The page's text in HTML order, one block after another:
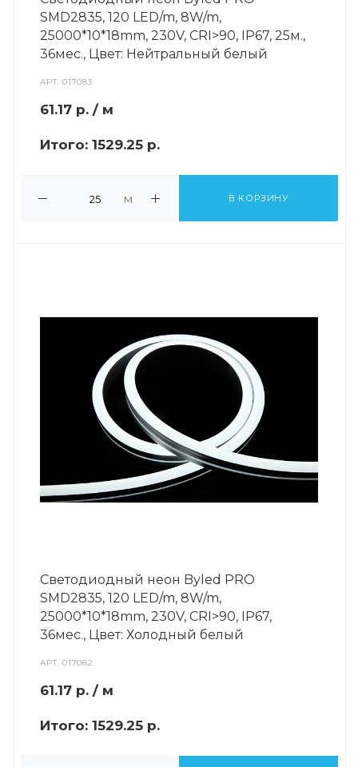
SMD2835, 120 LED/m, 8W/m,
25000*10*18mm, 230V, СRI>90, IP67, 25м.,
36мес., Цвет: Нейтральный белый
АРТ.017083
61.17 р. / м
Итого: 1529.25 р.
м В КОРЗИНУ
Светодиодный неон Byled PRO
SMD2835, 120 LED/m, 8W/m,
25000*10*18mm, 230V, СRI>90, IP67,
36мес., Цвет: Холодный белый
АРТ.017082
61.17 р. / м
Итого: 1529.25 р.